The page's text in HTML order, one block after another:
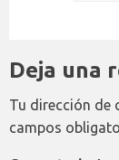
Deja una
Tu dirección de
campos